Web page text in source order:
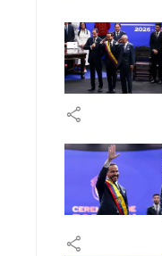
share
share